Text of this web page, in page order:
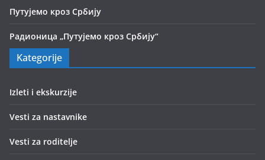
Путујемо кроз Србију
Радионица „Путујемо кроз Србију“
Kategorije
Izleti i ekskurzije
Vesti za nastavnike
Vesti za roditelje